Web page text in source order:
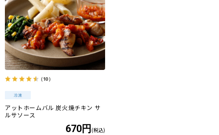
（10）
アットホームバル 炭火焼チキン サ
ルサソース
670円 (税込)